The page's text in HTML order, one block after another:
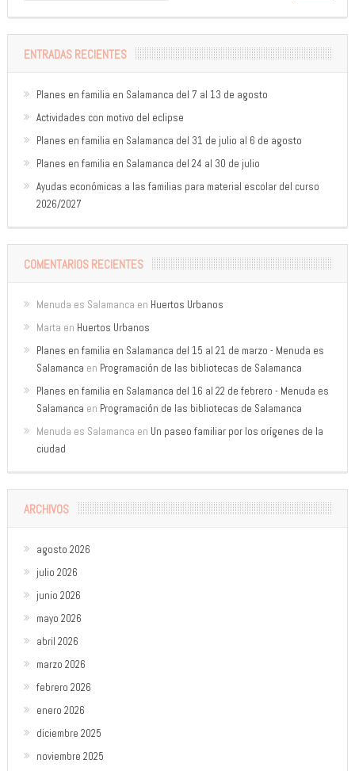
ENTRADAS RECIENTES
Planes en familia en Salamanca del 7 al 13 de agosto
Actividades con motivo del eclipse
Planes en familia en Salamanca del 31 de julio al 6 de agosto
Planes en familia en Salamanca del 24 al 30 de julio
Ayudas económicas a las familias para material escolar del curso
2026/2027
COMENTARIOS RECIENTES
Menuda es Salamanca en Huertos Urbanos
Marta en Huertos Urbanos
Planes en familia en Salamanca del 15 al 21 de marzo - Menuda es
Salamanca en Programación de las bibliotecas de Salamanca
Planes en familia en Salamanca del 16 al 22 de febrero - Menuda es
Salamanca en Programación de las bibliotecas de Salamanca
Menuda es Salamanca en Un paseo familiar por los orígenes de la
ciudad
ARCHIVOS
agosto 2026
julio 2026
junio 2026
mayo 2026
abril 2026
marzo 2026
febrero 2026
enero 2026
diciembre 2025
noviembre 2025